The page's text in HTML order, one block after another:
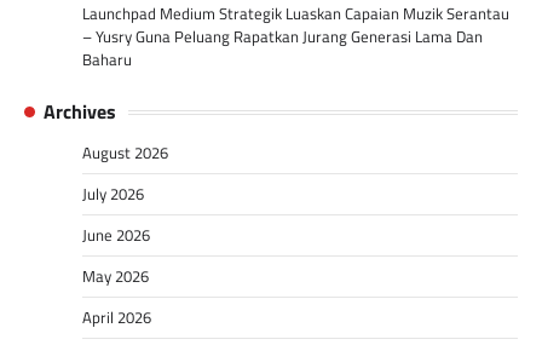
Launchpad Medium Strategik Luaskan Capaian Muzik Serantau
– Yusry Guna Peluang Rapatkan Jurang Generasi Lama Dan
Baharu
Archives
August 2026
July 2026
June 2026
May 2026
April 2026